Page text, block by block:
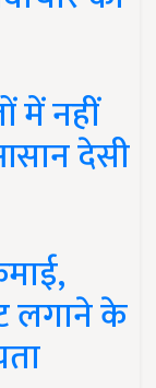
में नहीं
देसी
लगाने के